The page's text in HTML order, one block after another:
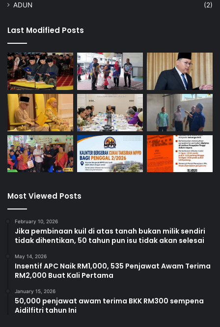
ADUN
(2)
Last Modified Posts
Most Viewed Posts
February 10, 2026
Jika pembinaan kuil di atas tanah bukan milik sendiri
tidak dihentikan, 50 tahun pun isu tidak akan selesai
May 14, 2026
Insentif APC Naik RM1,000, 535 Penjawat Awam Terima
RM2,000 Buat Kali Pertama
January 15, 2026
50,000 penjawat awam terima BKK RM300 sempena
Aidilfitri tahun Ini